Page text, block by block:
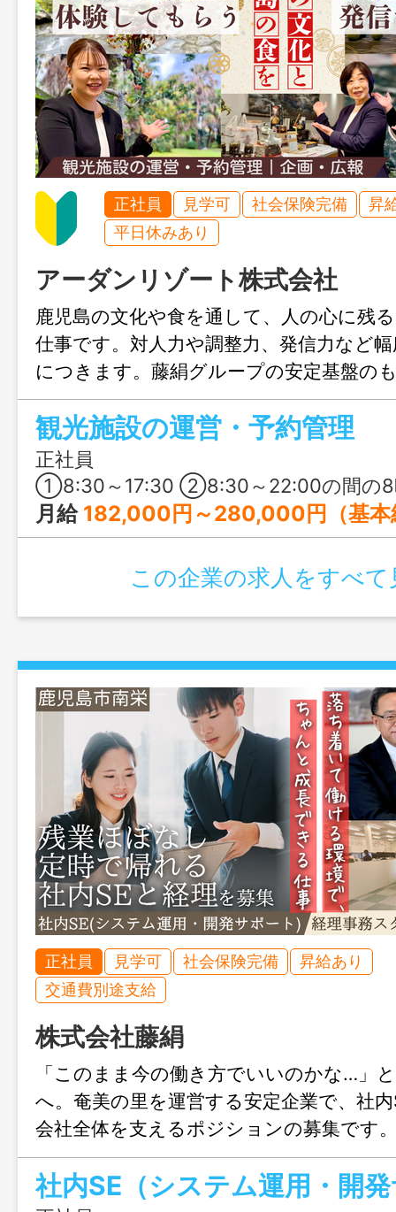
正社員 見学可 社会保険完備
昇
平日休みあり
アーダンリゾート株式会社
鹿児島の文化や食を通して、人の心に残
仕事です。対人力や調整力、発信力など
につきます。藤絹グループの安定基盤の
を自分の仕事で広げられるやりがいも魅
事」ではなく「価値を生み出す仕事」に
す！
観光施設の運営・予約管理
正社員
①8:30～17:30 ②8:30～22:00の間の8時間 ※①が主にはなりますが、予約状況により
月給 182,000円～280,000円（基本
この企業の求人をすべて
正社員 見学可 社会保険完備
昇給あり
交通費別途支給
株式会社藤絹
「このまま今の働き方でいいのかな…」
へ。奄美の里を運営する安定企業で、社
会社全体を支えるポジションの募集です
支えるスケールの中で、幅広い経験を積
きる環境。派手ではないけど、ちゃんと
社内SE（システム運用・開